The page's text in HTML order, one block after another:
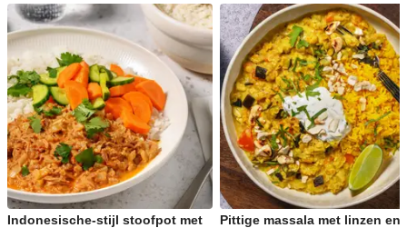
Indonesische-stijl stoofpot met
Pittige massala met linzen en